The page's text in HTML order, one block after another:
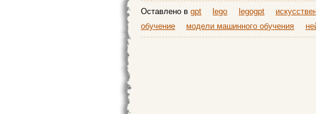
Оставлено в gpt lego legogpt
обучение
модели машинного обучения